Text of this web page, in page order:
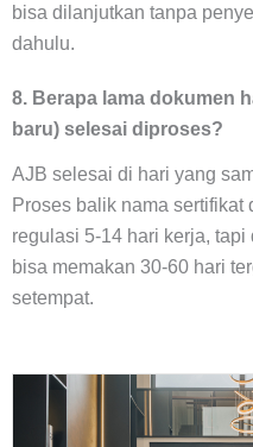
bisa dilanjutkan tanpa
dahulu.
8. Berapa lama dokumen
baru) selesai diproses?
AJB selesai di hari yang
Proses balik nama
regulasi 5-14 hari kerja,
bisa memakan 30-60 hari
setempat.